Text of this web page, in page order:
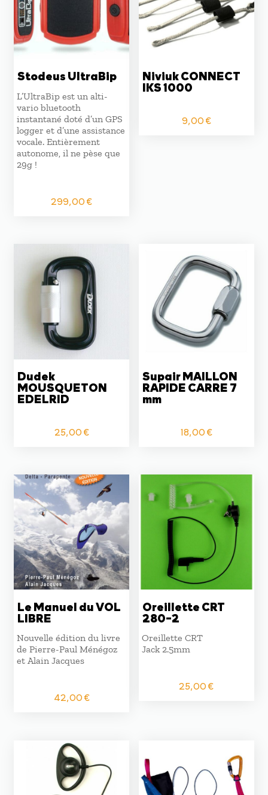
Stodeus UltraBip
L’UltraBip est un alti-
vario bluetooth
instantané doté d’un GPS
logger et d’une assistance
vocale. Entièrement
autonome, il ne pèse que
29g !
299,00€
Niviuk CONNECT
IKS 1000
9,00€
Dudek
MOUSQUETON
EDELRID
25,00€
Supair MAILLON
RAPIDE CARRE 7
mm
18,00€
Le Manuel du VOL
LIBRE
Nouvelle édition du livre
de Pierre-Paul Ménégoz
et Alain Jacques
42,00€
Oreillette CRT
280-2
Oreillette CRT
Jack 2.5mm
25,00€